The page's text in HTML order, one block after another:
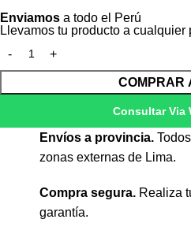
Enviamos a todo el Perú
Llevamos tu producto a cualquier
COMPRAR
Consultar Via
Envíos a provincia.
zonas externas de Lima.
Compra segura. Realiza
garantía.